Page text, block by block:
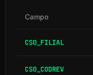
Campo
CS0_FILIAL
CS0_CODREV